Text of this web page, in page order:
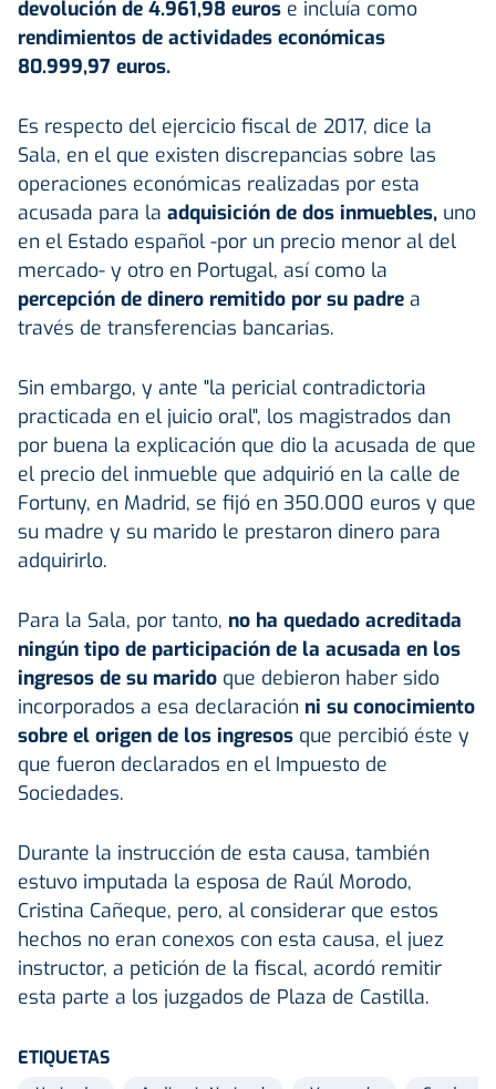
devolución de 4.961,98 euros e incluía como
rendimientos de actividades económicas
80.999,97 euros.
Es respecto del ejercicio fiscal de 2017, dice la
Sala, en el que existen discrepancias sobre las
operaciones económicas realizadas por esta
acusada para la adquisición de dos inmuebles, uno
en el Estado español -por un precio menor al del
mercado- y otro en Portugal, así como la
percepción de dinero remitido por su padre a
través de transferencias bancarias.
Sin embargo, y ante "la pericial contradictoria
practicada en el juicio oral", los magistrados dan
por buena la explicación que dio la acusada de que
el precio del inmueble que adquirió en la calle de
Fortuny, en Madrid, se fijó en 350.000 euros y que
su madre y su marido le prestaron dinero para
adquirirlo.
Para la Sala, por tanto, no ha quedado acreditada
ningún tipo de participación de la acusada en los
ingresos de su marido que debieron haber sido
incorporados a esa declaración ni su conocimiento
sobre el origen de los ingresos que percibió éste y
que fueron declarados en el Impuesto de
Sociedades.
Durante la instrucción de esta causa, también
estuvo imputada la esposa de Raúl Morodo,
Cristina Cañeque, pero, al considerar que estos
hechos no eran conexos con esta causa, el juez
instructor, a petición de la fiscal, acordó remitir
esta parte a los juzgados de Plaza de Castilla.
ETIQUETAS